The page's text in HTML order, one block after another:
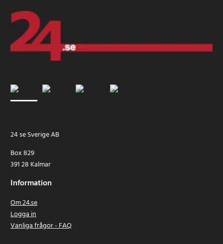
24 se Sverige AB
Box 829
391 28 Kalmar
Information
Om 24.se
Logga in
Vanliga frågor - FAQ